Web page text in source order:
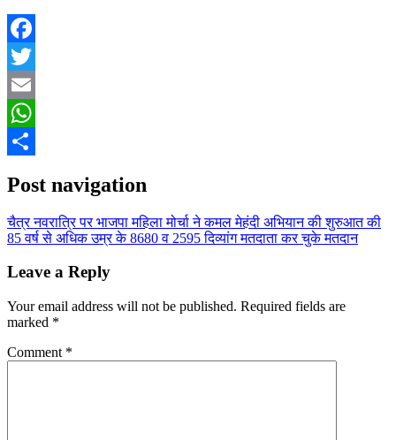
Facebook
Twitter
Email
WhatsApp
Post navigation
चैत्र नवरात्रि पर भाजपा महिला मोर्चा ने कमल मेहंदी अभियान की शुरुआत की
85 वर्ष से अधिक उम्र के 8680 व 2595 दिव्यांग मतदाता कर चुके मतदान
Leave a Reply
Your email address will not be published. Required fields are
marked *
Comment *